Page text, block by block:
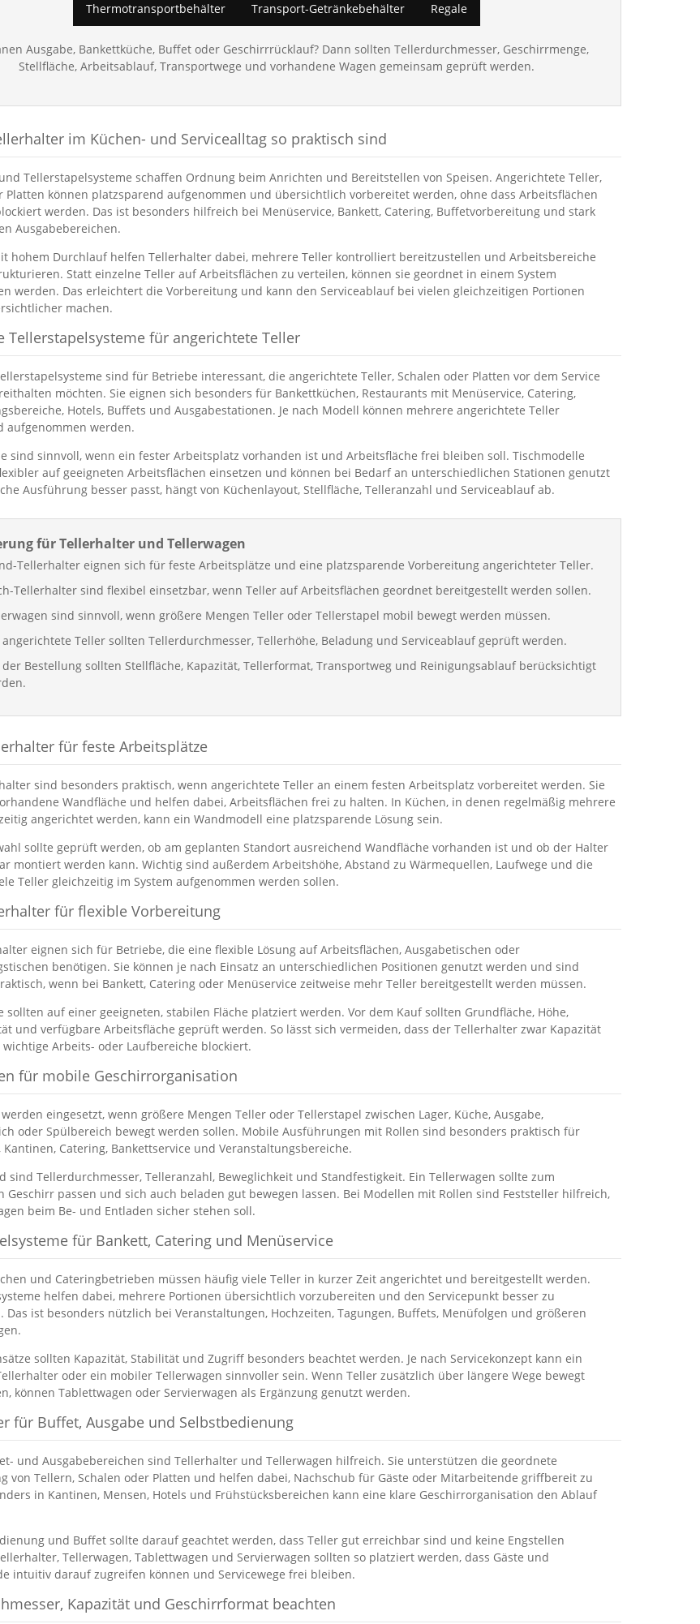
Thermotransportbehälter Transport-Getränkebehälter Regale
Ausgabe, Bankettküche, Buffet oder Geschirrrücklauf? Dann sollten Tellerdurchmesser, Geschirrmenge,
Stellfläche, Arbeitsablauf, Transportwege und vorhandene Wagen gemeinsam geprüft werden.
im Küchen- und Servicealltag so praktisch sind
Tellerstapelsysteme schaffen Ordnung beim Anrichten und Bereitstellen von Speisen. Angerichtete Teller,
Platten können platzsparend aufgenommen und übersichtlich vorbereitet werden, ohne dass Arbeitsflächen
werden. Das ist besonders hilfreich bei Menüservice, Bankett, Catering, Buffetvorbereitung und stark
Ausgabebereichen.
hohem Durchlauf helfen Tellerhalter dabei, mehrere Teller kontrolliert bereitzustellen und Arbeitsbereiche
Statt einzelne Teller auf Arbeitsflächen zu verteilen, können sie geordnet in einem System
werden. Das erleichtert die Vorbereitung und kann den Serviceablauf bei vielen gleichzeitigen Portionen
machen.
Tellerstapelsysteme für angerichtete Teller
sind für Betriebe interessant, die angerichtete Teller, Schalen oder Platten vor dem Service
möchten. Sie eignen sich besonders für Bankettküchen, Restaurants mit Menüservice, Catering,
Hotels, Buffets und Ausgabestationen. Je nach Modell können mehrere angerichtete Teller
aufgenommen werden.
sind sinnvoll, wenn ein fester Arbeitsplatz vorhanden ist und Arbeitsfläche frei bleiben soll. Tischmodelle
auf geeigneten Arbeitsflächen einsetzen und können bei Bedarf an unterschiedlichen Stationen genutzt
Ausführung besser passt, hängt von Küchenlayout, Stellfläche, Telleranzahl und Serviceablauf ab.
für Tellerhalter und Tellerwagen
Tellerhalter eignen sich für feste Arbeitsplätze und eine platzsparende Vorbereitung angerichteter Teller.
Tellerhalter sind flexibel einsetzbar, wenn Teller auf Arbeitsflächen geordnet bereitgestellt werden sollen.
sind sinnvoll, wenn größere Mengen Teller oder Tellerstapel mobil bewegt werden müssen.
angerichtete Teller sollten Tellerdurchmesser, Tellerhöhe, Beladung und Serviceablauf geprüft werden.
der Bestellung sollten Stellfläche, Kapazität, Tellerformat, Transportweg und Reinigungsablauf berücksichtigt
für feste Arbeitsplätze
sind besonders praktisch, wenn angerichtete Teller an einem festen Arbeitsplatz vorbereitet werden. Sie
Wandfläche und helfen dabei, Arbeitsflächen frei zu halten. In Küchen, in denen regelmäßig mehrere
angerichtet werden, kann ein Wandmodell eine platzsparende Lösung sein.
sollte geprüft werden, ob am geplanten Standort ausreichend Wandfläche vorhanden ist und ob der Halter
montiert werden kann. Wichtig sind außerdem Arbeitshöhe, Abstand zu Wärmequellen, Laufwege und die
Teller gleichzeitig im System aufgenommen werden sollen.
für flexible Vorbereitung
eignen sich für Betriebe, die eine flexible Lösung auf Arbeitsflächen, Ausgabetischen oder
benötigen. Sie können je nach Einsatz an unterschiedlichen Positionen genutzt werden und sind
wenn bei Bankett, Catering oder Menüservice zeitweise mehr Teller bereitgestellt werden müssen.
sollten auf einer geeigneten, stabilen Fläche platziert werden. Vor dem Kauf sollten Grundfläche, Höhe,
und verfügbare Arbeitsfläche geprüft werden. So lässt sich vermeiden, dass der Tellerhalter zwar Kapazität
Arbeits- oder Laufbereiche blockiert.
für mobile Geschirrorganisation
eingesetzt, wenn größere Mengen Teller oder Tellerstapel zwischen Lager, Küche, Ausgabe,
oder Spülbereich bewegt werden sollen. Mobile Ausführungen mit Rollen sind besonders praktisch für
Kantinen, Catering, Bankettservice und Veranstaltungsbereiche.
sind Tellerdurchmesser, Telleranzahl, Beweglichkeit und Standfestigkeit. Ein Tellerwagen sollte zum
Geschirr passen und sich auch beladen gut bewegen lassen. Bei Modellen mit Rollen sind Feststeller hilfreich,
beim Be- und Entladen sicher stehen soll.
für Bankett, Catering und Menüservice
und Cateringbetrieben müssen häufig viele Teller in kurzer Zeit angerichtet und bereitgestellt werden.
helfen dabei, mehrere Portionen übersichtlich vorzubereiten und den Servicepunkt besser zu
Das ist besonders nützlich bei Veranstaltungen, Hochzeiten, Tagungen, Buffets, Menüfolgen und größeren
sollten Kapazität, Stabilität und Zugriff besonders beachtet werden. Je nach Servicekonzept kann ein
oder ein mobiler Tellerwagen sinnvoller sein. Wenn Teller zusätzlich über längere Wege bewegt
können Tablettwagen oder Servierwagen als Ergänzung genutzt werden.
für Buffet, Ausgabe und Selbstbedienung
und Ausgabebereichen sind Tellerhalter und Tellerwagen hilfreich. Sie unterstützen die geordnete
von Tellern, Schalen oder Platten und helfen dabei, Nachschub für Gäste oder Mitarbeitende griffbereit zu
in Kantinen, Mensen, Hotels und Frühstücksbereichen kann eine klare Geschirrorganisation den Ablauf
und Buffet sollte darauf geachtet werden, dass Teller gut erreichbar sind und keine Engstellen
Tellerwagen, Tablettwagen und Servierwagen sollten so platziert werden, dass Gäste und
intuitiv darauf zugreifen können und Servicewege frei bleiben.
Kapazität und Geschirrformat beachten